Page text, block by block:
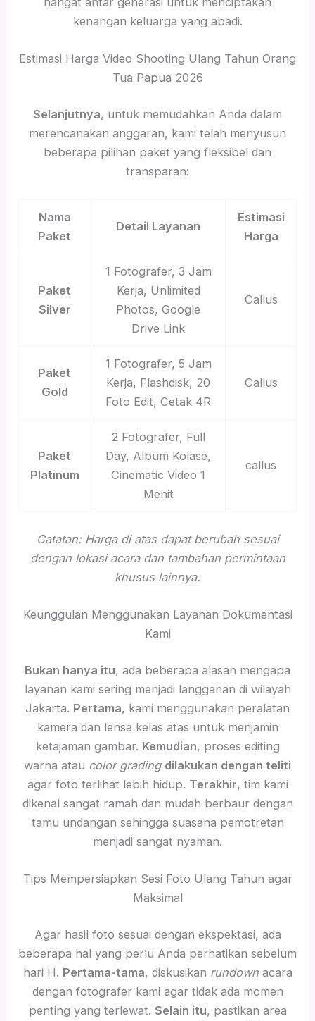
kenangan keluarga yang abadi.
Estimasi Harga Video Shooting Ulang Tahun Orang
Tua Papua 2026
Selanjutnya, untuk memudahkan Anda dalam
merencanakan anggaran, kami telah menyusun
beberapa pilihan paket yang fleksibel dan
transparan:
Nama
Paket
Detail Layanan
Estimasi
Harga
Paket
Silver
1 Fotografer, 3 Jam
Kerja, Unlimited
Photos, Google
Drive Link
Callus
Paket
Gold
1 Fotografer, 5 Jam
Kerja, Flashdisk, 20
Foto Edit, Cetak 4R
Callus
Paket
Platinum
2 Fotografer, Full
Day, Album Kolase,
Cinematic Video 1
Menit
callus
Catatan: Harga di atas dapat berubah sesuai
dengan lokasi acara dan tambahan permintaan
khusus lainnya.
Keunggulan Menggunakan Layanan Dokumentasi
Kami
Bukan hanya itu, ada beberapa alasan mengapa
layanan kami sering menjadi langganan di wilayah
Jakarta. Pertama, kami menggunakan peralatan
kamera dan lensa kelas atas untuk menjamin
ketajaman gambar. Kemudian, proses editing
warna atau color grading dilakukan dengan teliti
agar foto terlihat lebih hidup. Terakhir, tim kami
dikenal sangat ramah dan mudah berbaur dengan
tamu undangan sehingga suasana pemotretan
menjadi sangat nyaman.
Tips Mempersiapkan Sesi Foto Ulang Tahun agar
Maksimal
Agar hasil foto sesuai dengan ekspektasi, ada
beberapa hal yang perlu Anda perhatikan sebelum
hari H. Pertama-tama, diskusikan rundownacara
dengan fotografer kami agar tidak ada momen
penting yang terlewat. Selain itu, pastikan area